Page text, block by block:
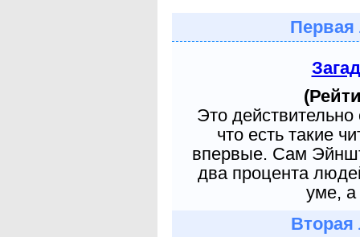
Первая
Это
что есть такие
впервые. Сам
два процента
уме, а
Вторая